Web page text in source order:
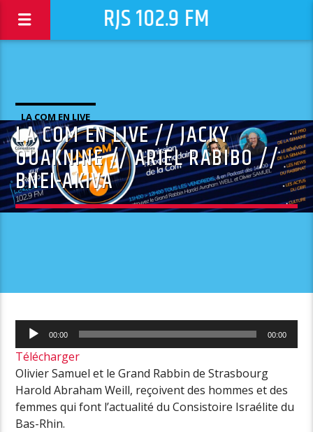
RJS 102.9 FM
LA COM EN LIVE
LA COM EN LIVE // JACKY
OUAKNINE // ARIEL RABIBO //
BNEI-AKIVA
Lecteur
audio
00:00 00:00
Télécharger
Olivier Samuel et le Grand Rabbin de Strasbourg
Harold Abraham Weill, reçoivent des hommes et des
femmes qui font l’actualité du Consistoire Israélite du
Bas-Rhin.